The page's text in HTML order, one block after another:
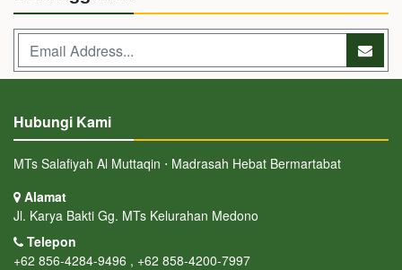
Hubungi Kami
MTs Salafiyah Al Muttaqin ⋅ Madrasah Hebat Bermartabat
Alamat
Jl. Karya Bakti Gg. MTs Kelurahan Medono
Telepon
+62 856-4284-9496 , +62 858-4200-7997